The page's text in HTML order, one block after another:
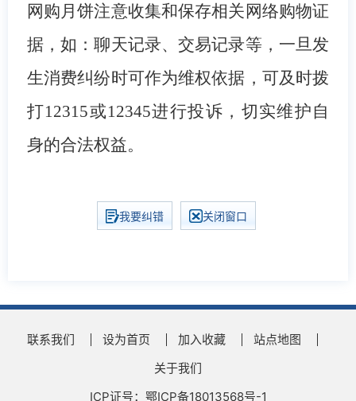
网购月饼注意收集和保存相关网络购物证
据，如：聊天记录、交易记录等，一旦发
生消费纠纷时可作为维权依据，可及时拨
打12315或12345进行投诉，切实维护自
身的合法权益。
我要纠错 关闭窗口
联系我们 设为首页 加入收藏
站点地图
关于我们
ICP证号：鄂ICP备18013568号-1